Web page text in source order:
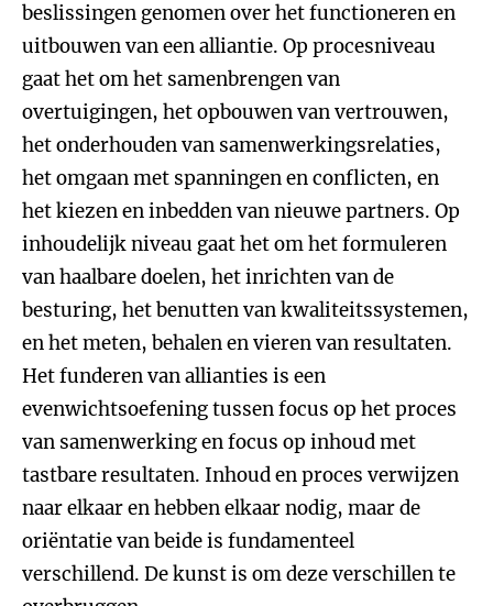
beslissingen genomen over het functioneren en
uitbouwen van een alliantie. Op procesniveau
gaat het om het samenbrengen van
overtuigingen, het opbouwen van vertrouwen,
het onderhouden van samenwerkingsrelaties,
het omgaan met spanningen en conflicten, en
het kiezen en inbedden van nieuwe partners. Op
inhoudelijk niveau gaat het om het formuleren
van haalbare doelen, het inrichten van de
besturing, het benutten van kwaliteitssystemen,
en het meten, behalen en vieren van resultaten.
Het funderen van allianties is een
evenwichtsoefening tussen focus op het proces
van samenwerking en focus op inhoud met
tastbare resultaten. Inhoud en proces verwijzen
naar elkaar en hebben elkaar nodig, maar de
oriëntatie van beide is fundamenteel
verschillend. De kunst is om deze verschillen te